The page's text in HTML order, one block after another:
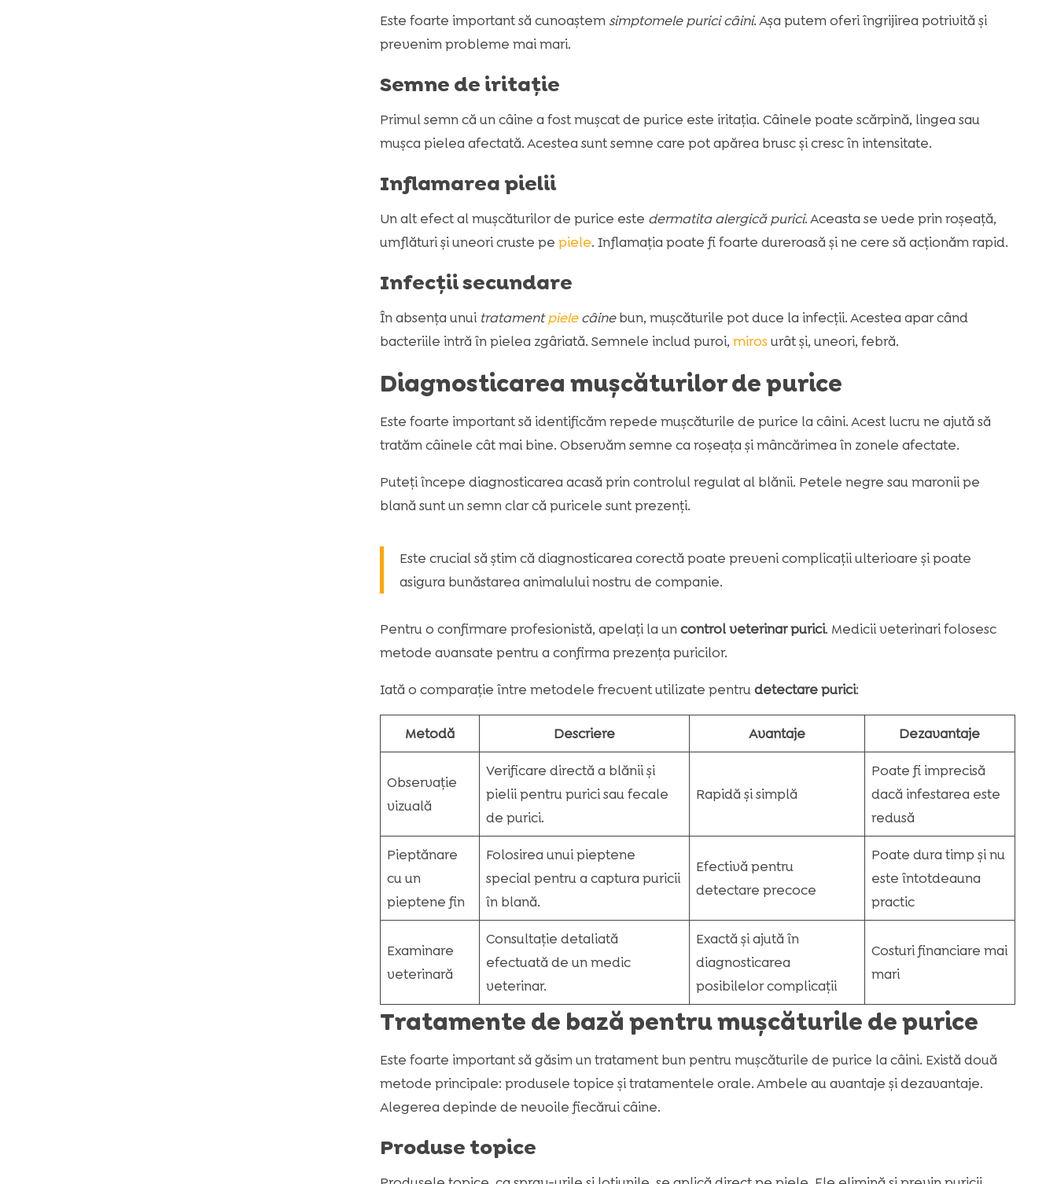
Este foarte important să cunoaștem simptomele purici câini. Așa putem oferi îngrijirea potrivită și
prevenim probleme mai mari.
Semne de iritație
Primul semn că un câine a fost mușcat de purice este iritația. Câinele poate scărpină, lingea sau
mușca pielea afectată. Acestea sunt semne care pot apărea brusc și cresc în intensitate.
Inflamarea pielii
Un alt efect al mușcăturilor de purice este dermatita alergică purici. Aceasta se vede prin roșeață,
umflături și uneori cruste pe piele. Inflamația poate fi foarte dureroasă și ne cere să acționăm rapid.
Infecții secundare
În absența unui tratamentpielecâinebun, mușcăturile pot duce la infecții. Acestea apar când
bacteriile intră în pielea zgâriată. Semnele includ puroi, mirosurât și, uneori, febră.
Diagnosticarea mușcăturilor de purice
Este foarte important să identificăm repede mușcăturile de purice la câini. Acest lucru ne ajută să
tratăm câinele cât mai bine. Observăm semne ca roșeața și mâncărimea în zonele afectate.
Puteți începe diagnosticarea acasă prin controlul regulat al blănii. Petele negre sau maronii pe
blană sunt un semn clar că puricele sunt prezenți.
Este crucial să știm că diagnosticarea corectă poate preveni complicații ulterioare și poate
asigura bunăstarea animalului nostru de companie.
Pentru o confirmare profesionistă, apelați la un control veterinar purici. Medicii veterinari folosesc
metode avansate pentru a confirma prezența puricilor.
Iată o comparație între metodele frecvent utilizate pentrudetectare purici:
Metodă Descriere Avantaje Dezavantaje
Observație
vizuală
Verificare directă a blănii și
pielii pentru purici sau fecale
de purici.
Rapidă și simplă
Poate fi imprecisă
dacă infestarea este
redusă
Pieptănare
cu un
pieptene fin
Folosirea unui pieptene
special pentru a captura puricii
în blană.
Efectivă pentru
detectare precoce
Poate dura timp și nu
este întotdeauna
practic
Examinare
veterinară
Consultație detaliată
efectuată de un medic
veterinar.
Exactă și ajută în
diagnosticarea
posibilelor complicații
Costuri financiare mai
mari
Tratamente de bază pentru mușcăturile de purice
Este foarte important să găsim un tratament bun pentru mușcăturile de purice la câini. Există două
metode principale: produsele topice și tratamentele orale. Ambele au avantaje și dezavantaje.
Alegerea depinde de nevoile fiecărui câine.
Produse topice